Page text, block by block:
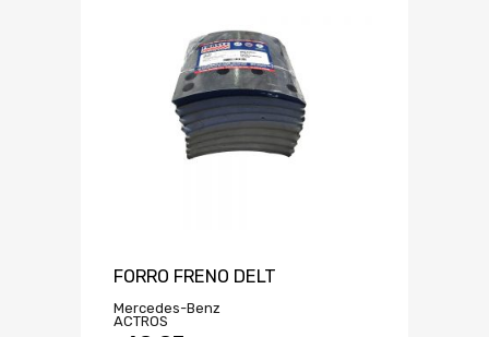
FORRO FRENO DELT
Mercedes-Benz
ACTROS